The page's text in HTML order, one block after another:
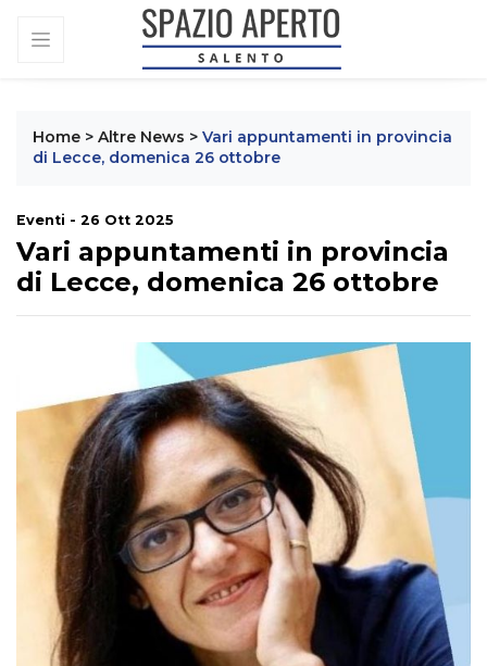
Home > Altre News > Vari appuntamenti in provincia
di Lecce, domenica 26 ottobre
Eventi - 26 Ott 2025
Vari appuntamenti in provincia
di Lecce, domenica 26 ottobre